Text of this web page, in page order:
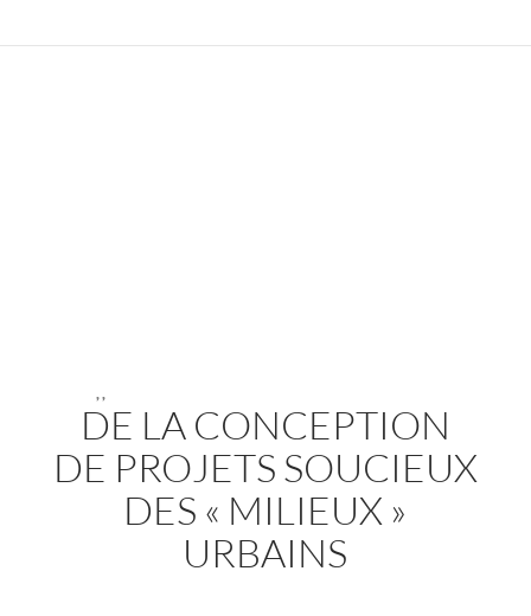
,,
DE LA CONCEPTION
DE PROJETS SOUCIEUX
DES « MILIEUX »
URBAINS